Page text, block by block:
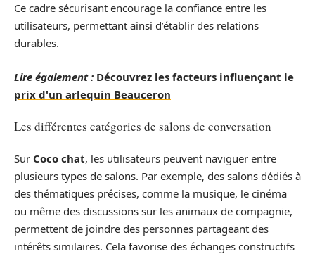
Ce cadre sécurisant encourage la confiance entre les
utilisateurs, permettant ainsi d’établir des relations
durables.
Lire également : Découvrez les facteurs influençant le
prix d'un arlequin Beauceron
Les différentes catégories de salons de conversation
Sur Coco chat, les utilisateurs peuvent naviguer entre
plusieurs types de salons. Par exemple, des salons dédiés à
des thématiques précises, comme la musique, le cinéma
ou même des discussions sur les animaux de compagnie,
permettent de joindre des personnes partageant des
intérêts similaires. Cela favorise des échanges constructifs